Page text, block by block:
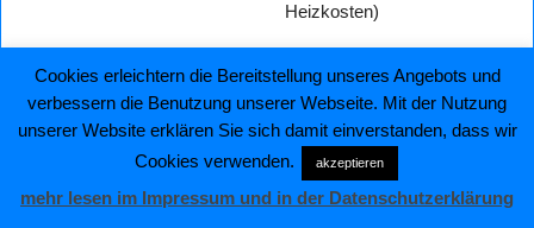
Heizkosten)
Details merken
Cookies erleichtern die Bereitstellung unseres Angebots und
verbessern die Benutzung unserer Webseite. Mit der Nutzung
unserer Website erklären Sie sich damit einverstanden, dass wir
Cookies verwenden.
akzeptieren
mehr lesen im Impressum und in der Datenschutzerklärung